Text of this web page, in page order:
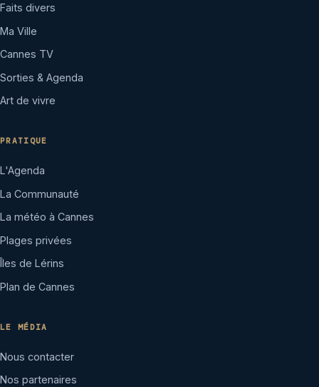
Faits divers
Ma Ville
Cannes TV
Sorties & Agenda
Art de vivre
PRATIQUE
L'Agenda
La Communauté
La météo à Cannes
Plages privées
Îles de Lérins
Plan de Cannes
LE MÉDIA
Nous contacter
Nos partenaires